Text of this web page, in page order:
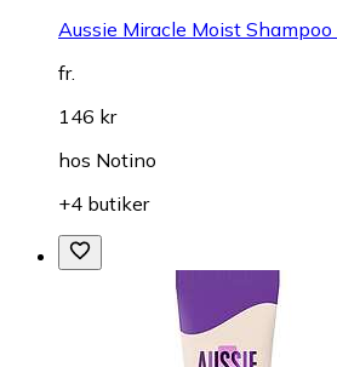
Aussie Miracle Moist
fr.
146 kr
hos Notino
+4 butiker